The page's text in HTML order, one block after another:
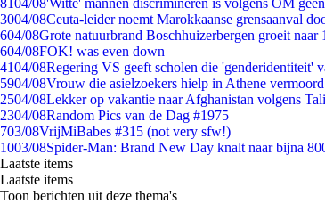
8104/08'Witte' mannen discrimineren is volgens OM
3004/08Ceuta-leider noemt Marokkaanse grensaanval
604/08Grote natuurbrand Boschhuizerbergen groeit naar
604/08FOK! was even down
4104/08Regering VS geeft scholen die 'genderidentiteit'
5904/08Vrouw die asielzoekers hielp in Athene
2504/08Lekker op vakantie naar Afghanistan volgens
2304/08Random Pics van de Dag #1975
703/08VrijMiBabes #315 (not very sfw!)
1003/08Spider-Man: Brand New Day knalt naar bijna
Laatste items
Laatste items
Toon berichten uit deze thema's